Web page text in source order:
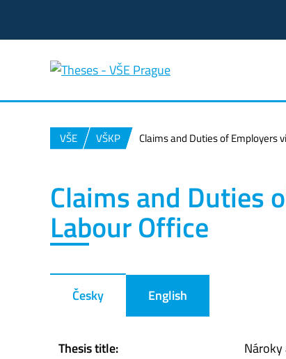
VŠE VŠKP Claims and Duties of Employers
Claims and Duties
Labour Office
Česky English
Thesis title: